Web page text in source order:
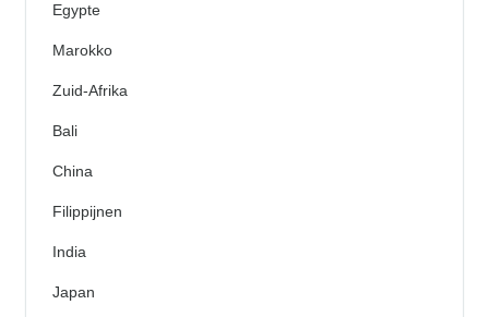
Egypte
Marokko
Zuid-Afrika
Bali
China
Filippijnen
India
Japan